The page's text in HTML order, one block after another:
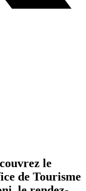
le
de Tourisme